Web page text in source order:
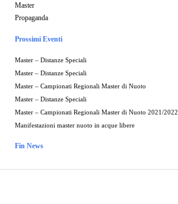
Master
Propaganda
Prossimi Eventi
Master – Distanze Speciali
Master – Distanze Speciali
Master – Campionati Regionali Master di Nuoto
Master – Distanze Speciali
Master – Campionati Regionali Master di Nuoto 2021/2022
Manifestazioni master nuoto in acque libere
Fin News